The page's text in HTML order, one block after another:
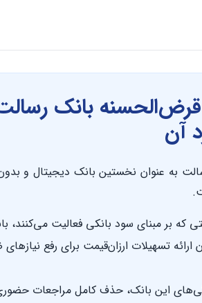
بانک
آن
به عنوان نخستین بانک دیجیتال و
که بر مبنای سود بانکی فعالیت می‌کنند،
تسهیلات ارزان‌قیمت برای رفع
این بانک، حذف کامل مراجعات